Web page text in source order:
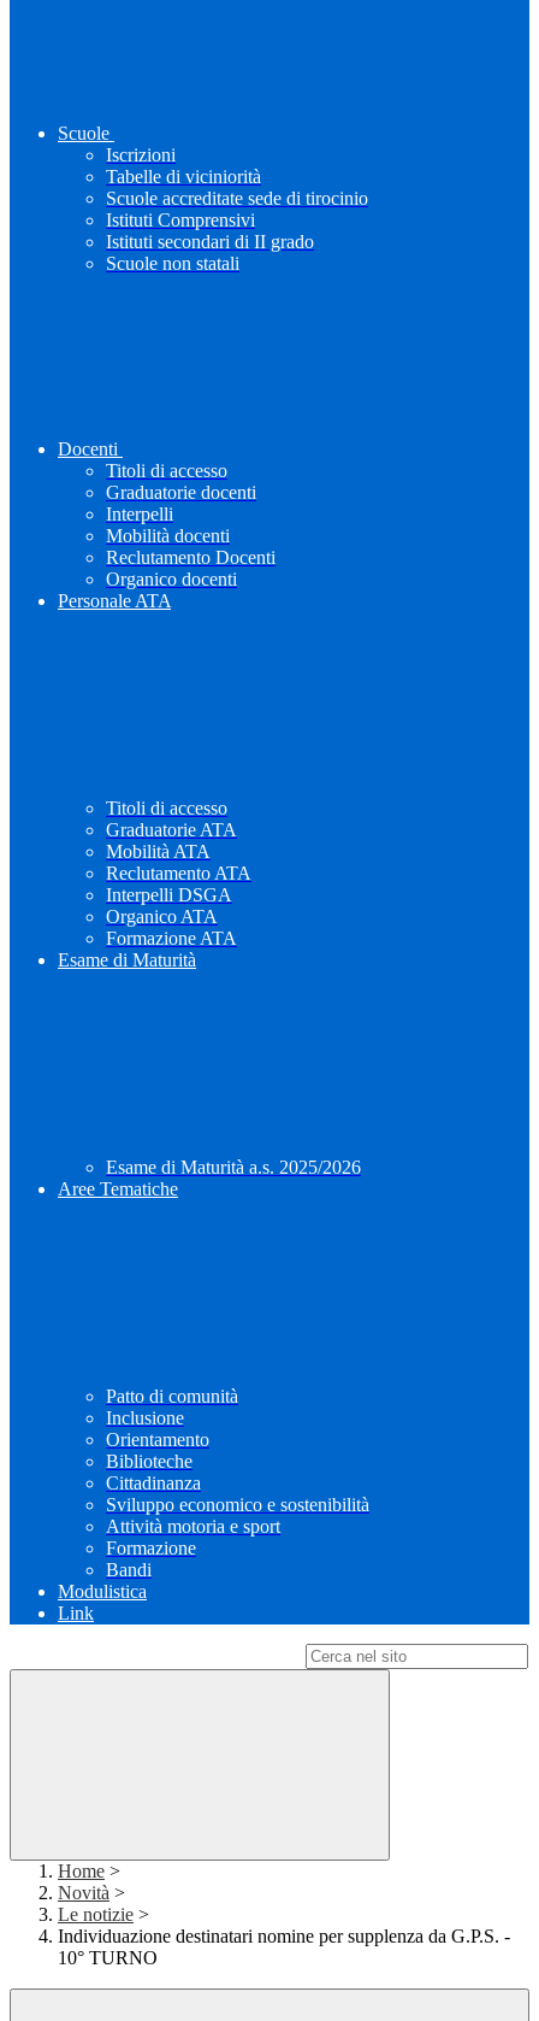
Scuole
Iscrizioni
Tabelle di viciniorità
Scuole accreditate sede di tirocinio
Istituti Comprensivi
Istituti secondari di II grado
Scuole non statali
Docenti
Titoli di accesso
Graduatorie docenti
Interpelli
Mobilità docenti
Reclutamento Docenti
Organico docenti
Personale ATA
Titoli di accesso
Graduatorie ATA
Mobilità ATA
Reclutamento ATA
Interpelli DSGA
Organico ATA
Formazione ATA
Esame di Maturità
Esame di Maturità a.s. 2025/2026
Aree Tematiche
Patto di comunità
Inclusione
Orientamento
Biblioteche
Cittadinanza
Sviluppo economico e sostenibilità
Attività motoria e sport
Formazione
Bandi
Modulistica
Link
Home >
Novità >
Le notizie >
Individuazione destinatari nomine per supplenza da G.P.S. -
10° TURNO